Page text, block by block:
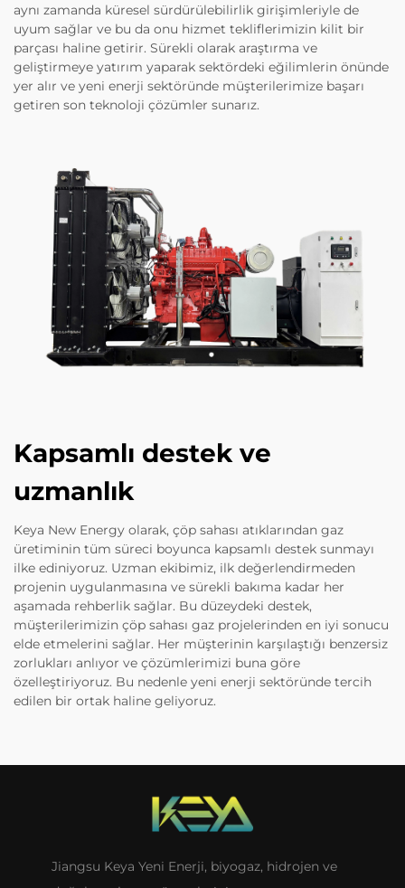
aynı zamanda küresel sürdürülebilirlik girişimleriyle de
uyum sağlar ve bu da onu hizmet tekliflerimizin kilit bir
parçası haline getirir. Sürekli olarak araştırma ve
geliştirmeye yatırım yaparak sektördeki eğilimlerin önünde
yer alır ve yeni enerji sektöründe müşterilerimize başarı
getiren son teknoloji çözümler sunarız.
Kapsamlı destek ve
uzmanlık
Keya New Energy olarak, çöp sahası atıklarından gaz
üretiminin tüm süreci boyunca kapsamlı destek sunmayı
ilke ediniyoruz. Uzman ekibimiz, ilk değerlendirmeden
projenin uygulanmasına ve sürekli bakıma kadar her
aşamada rehberlik sağlar. Bu düzeydeki destek,
müşterilerimizin çöp sahası gaz projelerinden en iyi sonucu
elde etmelerini sağlar. Her müşterinin karşılaştığı benzersiz
zorlukları anlıyor ve çözümlerimizi buna göre
özelleştiriyoruz. Bu nedenle yeni enerji sektöründe tercih
edilen bir ortak haline geliyoruz.
Jiangsu Keya Yeni Enerji, biyogaz, hidrojen ve